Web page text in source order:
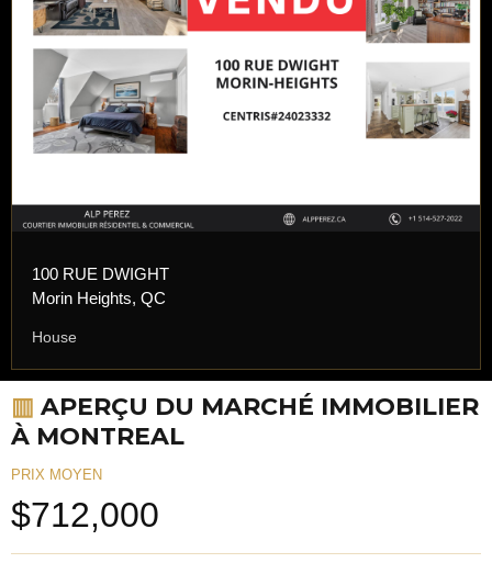
100 RUE DWIGHT
Morin Heights, QC
House
▥ APERÇU DU MARCHÉ IMMOBILIER
À MONTREAL
PRIX MOYEN
$712,000